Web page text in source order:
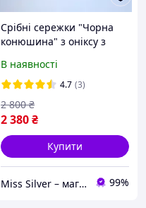
Срібні сережки "Чорна
конюшина" з оніксу з
Сережки срібло жіночі
В наявності
4.7 (3)
2 380₴
2 800 ₴
Купити
Miss Silver – магазин ювелірних виробів зі срібла 99%